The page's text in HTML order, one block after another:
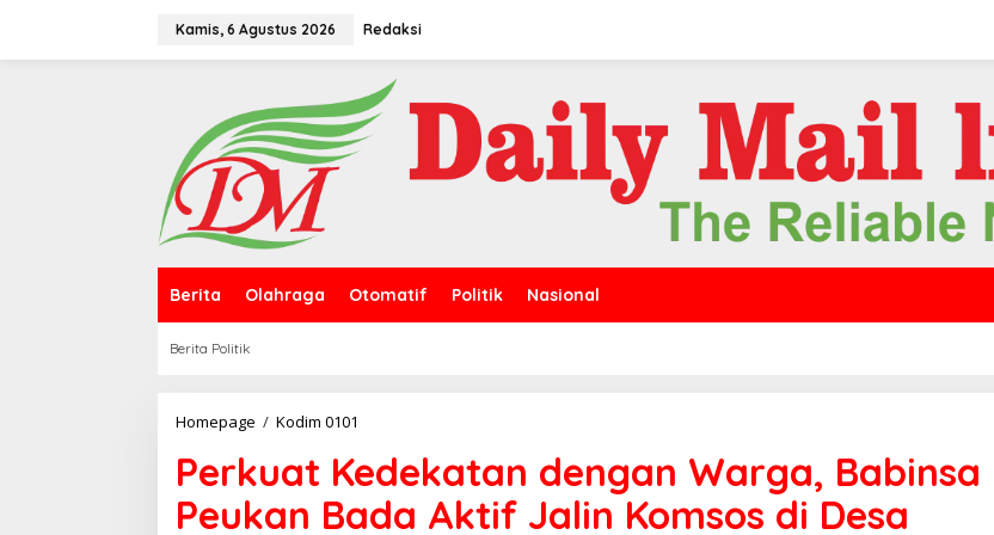
Kamis, 6 Agustus 2026 Redaksi
Berita Olahraga Otomatif Politik Nasional
Berita Politik
Homepage / Kodim 0101
r
k
u
a
Perkuat Kedekatan dengan Warga, Babinsa
Peukan Bada Aktif Jalin Komsos di Desa